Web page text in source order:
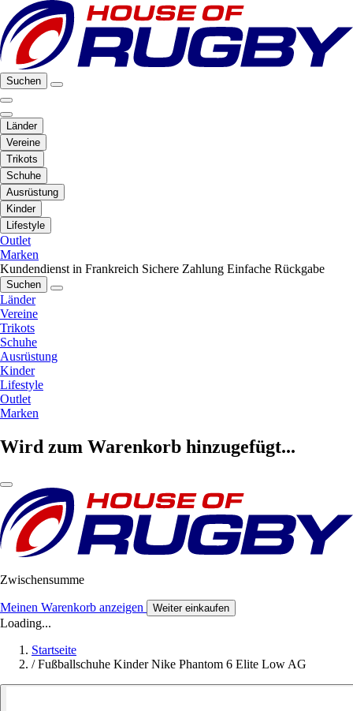
Suchen
Länder
Vereine
Trikots
Schuhe
Ausrüstung
Kinder
Lifestyle
Outlet
Marken
Kundendienst in Frankreich Sichere Zahlung Einfache Rückgabe
Suchen
Länder
Vereine
Trikots
Schuhe
Ausrüstung
Kinder
Lifestyle
Outlet
Marken
Wird zum Warenkorb hinzugefügt...
Zwischensumme
Meinen Warenkorb anzeigen Weiter einkaufen
Loading...
Startseite
/ Fußballschuhe Kinder Nike Phantom 6 Elite Low AG